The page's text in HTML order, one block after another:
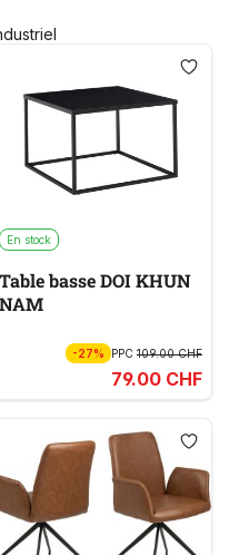
En stock
Table basse DOI KHUN
NAM
-27% PPC109.00 CHF
79.00 CHF